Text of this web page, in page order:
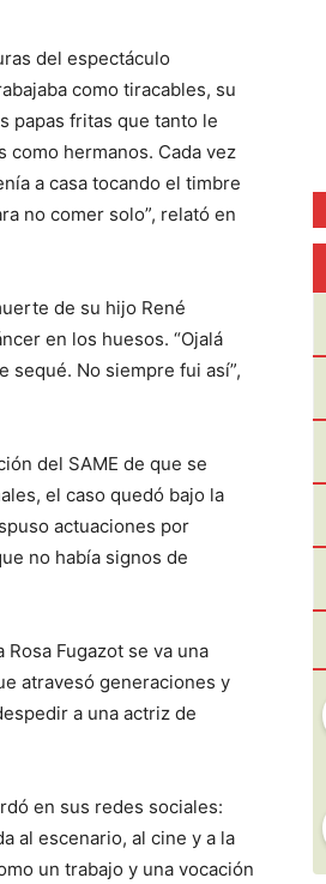
del espectáculo
como tiracables, su
papas fritas que tanto le
como hermanos. Cada vez
a casa tocando el timbre
no comer solo”, relató en
de su hijo René
en los huesos. “Ojalá
sequé. No siempre fui así”,
del SAME de que se
el caso quedó bajo la
actuaciones por
no había signos de
Fugazot se va una
atravesó generaciones y
a una actriz de
en sus redes sociales:
al escenario, al cine y a la
un trabajo y una vocación